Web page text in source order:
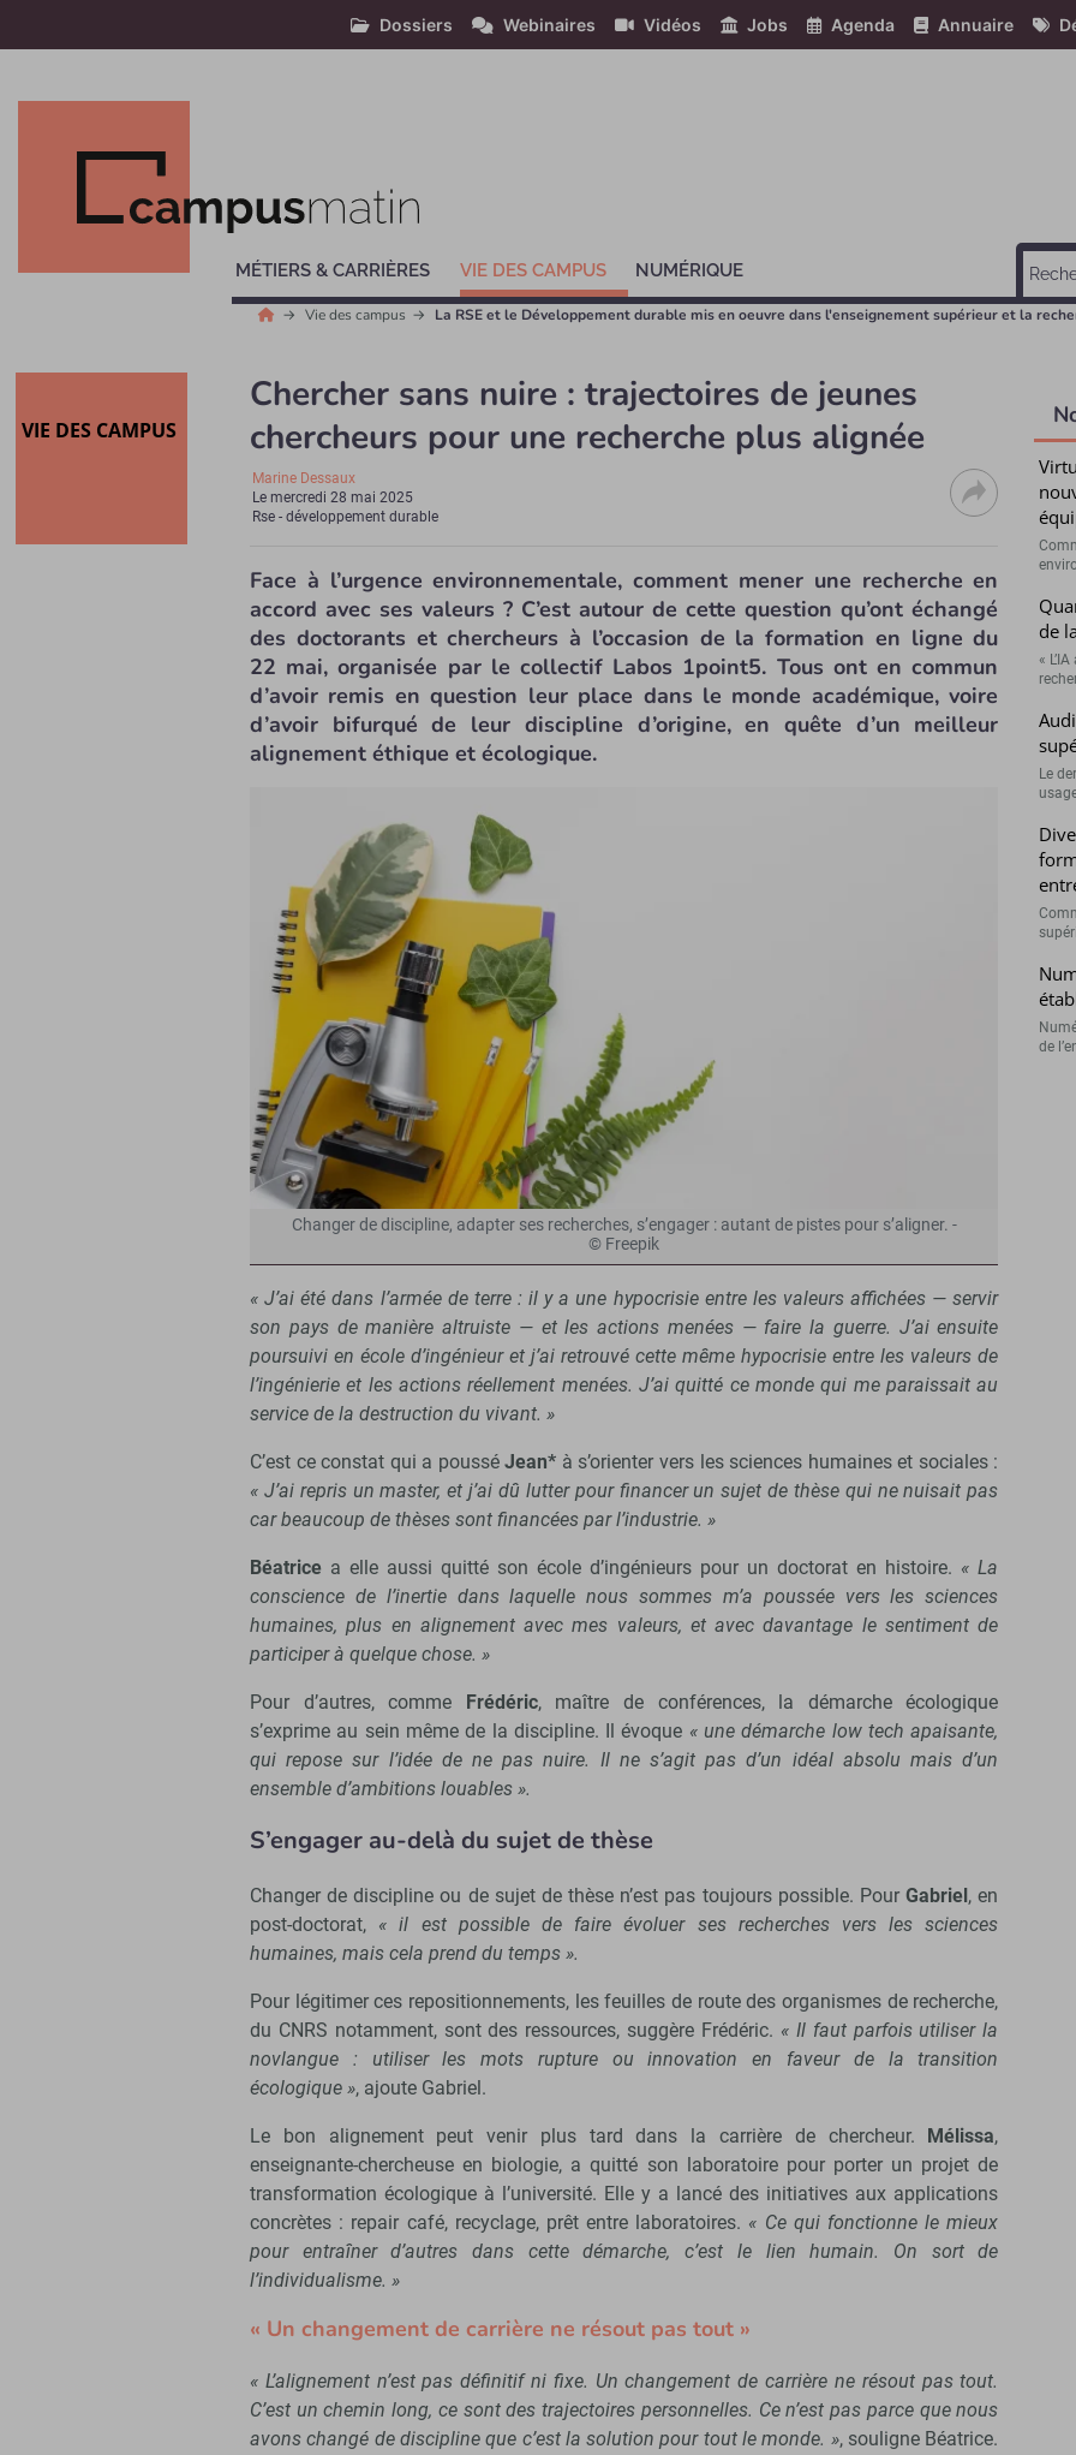
Dossiers Webinaires Vidéos Jobs Agenda Annuaire
MÉTIERS & CARRIÈRES VIE DES CAMPUS NUMÉRIQUE
Vie des campus La RSE et le Développement durable mis en oeuvre dans l'enseignement supérieur et la
VIE DES CAMPUS
Chercher sans nuire : trajectoires de jeunes
chercheurs pour une recherche plus alignée
Marine Dessaux
Lemercredi 28 mai 2025
Rse - développement durable
Face à l’urgence environnementale, comment mener une recherche en
accord avec ses valeurs ? C’est autour de cette question qu’ont échangé
des doctorants et chercheurs à l’occasion de la formation en ligne du
22 mai, organisée par le collectif Labos 1point5. Tous ont en commun
d’avoir remis en question leur place dans le monde académique, voire
d’avoir bifurqué de leur discipline d’origine, en quête d’un meilleur
alignement éthique et écologique.
Changer de discipline, adapter ses recherches, s’engager : autant de pistes pour s’aligner. -
© Freepik
« J’ai été dans l’armée de terre : il y a une hypocrisie entre les valeurs affichées — servir
son pays de manière altruiste — et les actions menées — faire la guerre. J’ai ensuite
poursuivi en école d’ingénieur et j’ai retrouvé cette même hypocrisie entre les valeurs de
l’ingénierie et les actions réellement menées. J’ai quitté ce monde qui me paraissait au
service de la destruction du vivant. »
C’est ce constat qui a pousséJean* à s’orienter vers les sciences humaines et sociales :
« J’ai repris un master, et j’ai dû lutter pour financer un sujet de thèse qui ne nuisait pas
car beaucoup de thèses sont financées par l’industrie. »
Béatrice a elle aussi quitté son école d’ingénieurs pour un doctorat en histoire. « La
conscience de l’inertie dans laquelle nous sommes m’a poussée vers les sciences
humaines, plus en alignement avec mes valeurs, et avec davantage le sentiment de
participer à quelque chose. »
Pour d’autres, comme Frédéric, maître de conférences, la démarche écologique
s’exprime au sein même de la discipline. Il évoque « une démarche low tech apaisante,
qui repose sur l’idée de ne pas nuire. Il ne s’agit pas d’un idéal absolu mais d’un
ensemble d’ambitions louables ».
S’engager au-delà du sujet de thèse
Changer de discipline ou de sujet de thèse n’est pas toujours possible. PourGabriel, en
post-doctorat, « il est possible de faire évoluer ses recherches vers les sciences
humaines, mais cela prend du temps ».
Pour légitimer ces repositionnements, les feuilles de route des organismes de recherche,
du CNRS notamment, sont des ressources, suggère Frédéric. « Il faut parfois utiliser la
novlangue : utiliser les mots rupture ou innovation en faveur de la transition
écologique », ajoute Gabriel.
Le bon alignement peut venir plus tard dans la carrière de chercheur. Mélissa,
enseignante-chercheuse en biologie, a quitté son laboratoire pour porter un projet de
transformation écologique à l’université. Elle y a lancé des initiatives aux applications
concrètes : repair café, recyclage, prêt entre laboratoires. « Ce qui fonctionne le mieux
pour entraîner d’autres dans cette démarche, c’est le lien humain. On sort de
l’individualisme. »
« Un changement de carrière ne résout pas tout »
« L’alignement n’est pas définitif ni fixe. Un changement de carrière ne résout pas tout.
C’est un chemin long, ce sont des trajectoires personnelles. Ce n’est pas parce que nous
avons changé de discipline que c’est la solution pour tout le monde. », souligne Béatrice.
de
«
Le
de